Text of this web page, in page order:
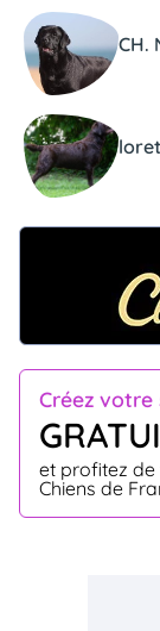
Créez
et profitez de
Chiens de
CH.